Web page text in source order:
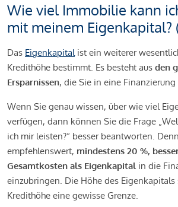
Wie viel Immobilie kann
mit meinem Eigenkapital?
Das Eigenkapitalist ein weiterer
Kredithöhe bestimmt. Es besteht aus den
Ersparnissen, die Sie in eine
Wenn Sie genau wissen, über wie viel
verfügen, dann können Sie die Frage
ich mir leisten?“ besser beantworten.
empfehlenswert, mindestens 20 %,
Gesamtkosten als Eigenkapital in die
einzubringen. Die Höhe des Eigenkapitals
Kredithöhe eine gewisse Grenze.